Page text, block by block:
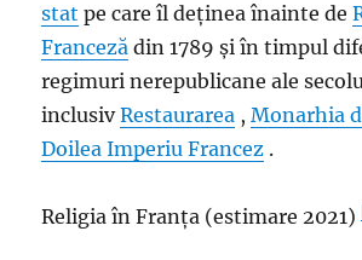
stat pe care îl deținea înainte de
Franceză din 1789 și în timpul
regimuri nerepublicane ale
inclusivRestaurarea ,Monarhia
Doilea Imperiu Francez .
Religia în Franța (estimare 2021)